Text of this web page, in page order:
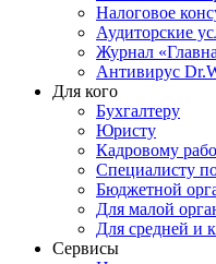
Налоговое
Аудиторские
Журнал
Антивирус
Для кого
Бухгалтеру
Юристу
Кадровому
Специалисту
Бюджетной
Для малой
Для средней и
Сервисы